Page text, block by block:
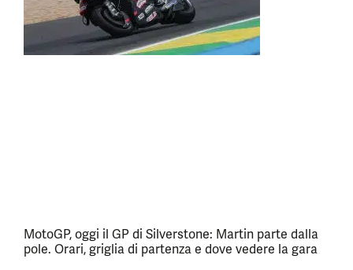
MotoGP, oggi il GP di Silverstone: Martin parte dalla
pole. Orari, griglia di partenza e dove vedere la gara